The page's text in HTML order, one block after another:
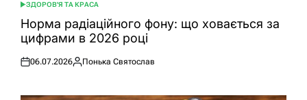
ОПУБЛІКУВАТИ
У
ЗДОРОВ'Я ТА КРАСА
Норма радіаційного фону: що ховається за
цифрами в 2026 році
Оприлюднено
06.07.2026
Опубліковано
Понька Святослав